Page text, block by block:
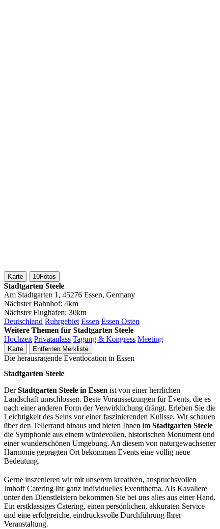
Karte 10Fotos
Stadtgarten Steele
Am Stadtgarten 1, 45276 Essen, Germany
Nächster Bahnhof: 4km
Nächster Flughafen: 30km
Deutschland Ruhrgebiet Essen Essen Osten
Weitere Themen für Stadtgarten Steele
Hochzeit Privatanlass Tagung & Kongress Meeting
Karte Entfernen Merkliste
Die herausragende Eventlocation in Essen
Stadtgarten Steele
DerStadtgarten Steele in Essen ist von einer herrlichen
Landschaft umschlossen. Beste Voraussetzungen für Events, die es
nach einer anderen Form der Verwirklichung drängt. Erleben Sie die
Leichtigkeit des Seins vor einer faszinierenden Kulisse. Wir schauen
über den Tellerrand hinaus und bieten Ihnen im Stadtgarten Steele
die Symphonie aus einem würdevollen, historischen Monument und
einer wunderschönen Umgebung. An diesem von naturgewachsener
Harmonie geprägten Ort bekommen Events eine völlig neue
Bedeutung.
Gerne inszenieren wir mit unserem kreativen, anspruchsvollen
Imhoff Catering Ihr ganz individuelles Eventthema. Als Kavaliere
unter den Dienstleistern bekommen Sie bei uns alles aus einer Hand.
Ein erstklassiges Catering, einen persönlichen, akkuraten Service
und eine erfolgreiche, eindrucksvolle Durchführung Ihrer
Veranstaltung.